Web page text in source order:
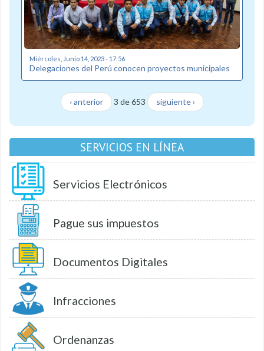
Miércoles, Junio 14, 2023 - 17:56
Delegaciones del Perú conocen proyectos municipales
‹ anterior 3 de 653 siguiente ›
SERVICIOS EN LÍNEA
Servicios Electrónicos
Pague sus impuestos
Documentos Digitales
Infracciones
Ordenanzas